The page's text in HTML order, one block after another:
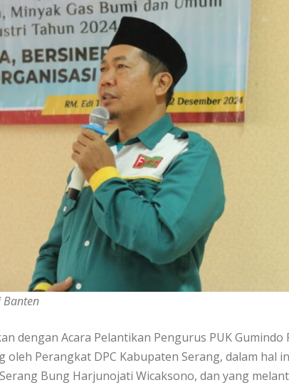
Banten
dengan Acara Pelantikan Pengurus PUK
oleh Perangkat DPC Kabupaten Serang, dalam hal
Bung Harjunojati Wicaksono, dan yang